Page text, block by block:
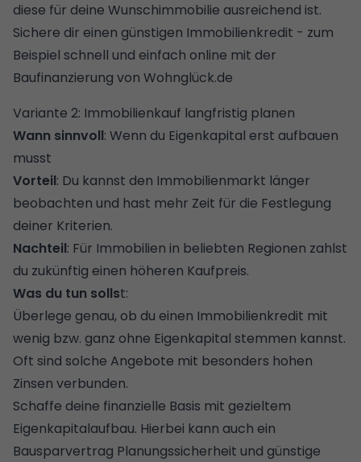
diese für deine Wunschimmobilie ausreichend ist.
Sichere dir einen günstigen Immobilienkredit - zum
Beispiel schnell und einfach online mit der
Baufinanzierung von Wohnglück.de
Variante 2: Immobilienkauf langfristig planen
Wann sinnvoll: Wenn du Eigenkapital erst aufbauen
musst
Vorteil: Du kannst den Immobilienmarkt länger
beobachten und hast mehr Zeit für die Festlegung
deiner Kriterien.
Nachteil: Für Immobilien in beliebten Regionen zahlst
du zukünftig einen höheren Kaufpreis.
Was du tun sollst:
Überlege genau, ob du einen Immobilienkredit mit
wenig bzw. ganz ohne Eigenkapital stemmen kannst.
Oft sind solche Angebote mit besonders hohen
Zinsen verbunden.
Schaffe deine finanzielle Basis mit gezieltem
Eigenkapitalaufbau. Hierbei kann auch ein
Bausparvertrag Planungssicherheit und günstige